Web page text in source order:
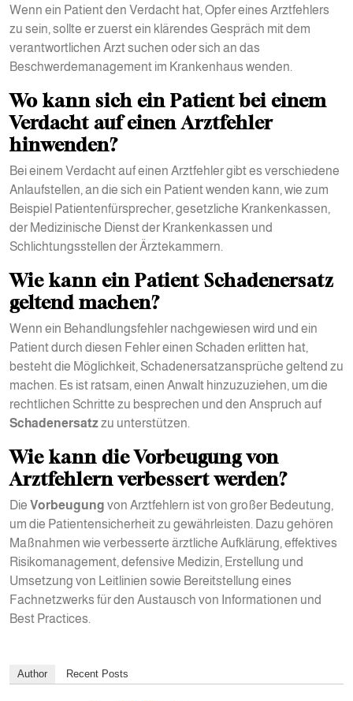
Wenn ein Patient den Verdacht hat, Opfer eines Arztfehlers
zu sein, sollte er zuerst ein klärendes Gespräch mit dem
verantwortlichen Arzt suchen oder sich an das
Beschwerdemanagement im Krankenhaus wenden.
Wo kann sich ein Patient bei einem
Verdacht auf einen Arztfehler
hinwenden?
Bei einem Verdacht auf einen Arztfehler gibt es verschiedene
Anlaufstellen, an die sich ein Patient wenden kann, wie zum
Beispiel Patientenfürsprecher, gesetzliche Krankenkassen,
der Medizinische Dienst der Krankenkassen und
Schlichtungsstellen der Ärztekammern.
Wie kann ein Patient Schadenersatz
geltend machen?
Wenn ein Behandlungsfehler nachgewiesen wird und ein
Patient durch diesen Fehler einen Schaden erlitten hat,
besteht die Möglichkeit, Schadenersatzansprüche geltend zu
machen. Es ist ratsam, einen Anwalt hinzuzuziehen, um die
rechtlichen Schritte zu besprechen und den Anspruch auf
Schadenersatzzu unterstützen.
Wie kann die Vorbeugung von
Arztfehlern verbessert werden?
Die Vorbeugung von Arztfehlern ist von großer Bedeutung,
um die Patientensicherheit zu gewährleisten. Dazu gehören
Maßnahmen wie verbesserte ärztliche Aufklärung, effektives
Risikomanagement, defensive Medizin, Erstellung und
Umsetzung von Leitlinien sowie Bereitstellung eines
Fachnetzwerks für den Austausch von Informationen und
Best Practices.
Author Recent Posts